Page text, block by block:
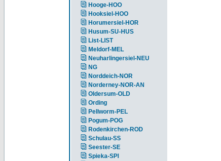
Hooge-HOO
Hooksiel-HOO
Horumersiel-HOR
Husum-SU-HUS
List-LIST
Meldorf-MEL
Neuharlingersiel-NEU
NG
Norddeich-NOR
Norderney-NOR-AN
Oldersum-OLD
Ording
Pellworm-PEL
Pogum-POG
Rodenkirchen-ROD
Schulau-SS
Seester-SE
Spieka-SPI